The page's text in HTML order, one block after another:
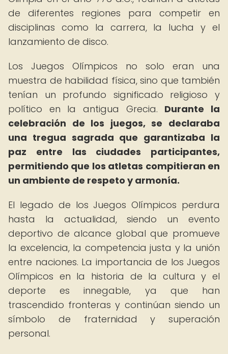
de diferentes regiones para competir en
disciplinas como la carrera, la lucha y el
lanzamiento de disco.
Los Juegos Olímpicos no solo eran una
muestra de habilidad física, sino que también
tenían un profundo significado religioso y
político en la antigua Grecia. Durante la
celebración de los juegos, se declaraba
una tregua sagrada que garantizaba la
paz entre las ciudades participantes,
permitiendo que los atletas compitieran en
un ambiente de respeto y armonía.
El legado de los Juegos Olímpicos perdura
hasta la actualidad, siendo un evento
deportivo de alcance global que promueve
la excelencia, la competencia justa y la unión
entre naciones. La importancia de los Juegos
Olímpicos en la historia de la cultura y el
deporte es innegable, ya que han
trascendido fronteras y continúan siendo un
símbolo de fraternidad y superación
personal.